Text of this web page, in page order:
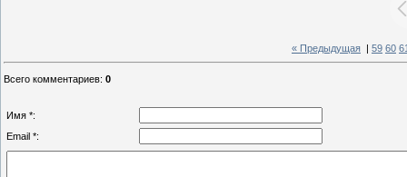
« Предыдущая 59 60
Всего комментариев: 0
Имя *:
Email *: